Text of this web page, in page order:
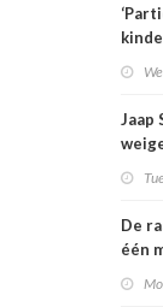
Jaap
De
één